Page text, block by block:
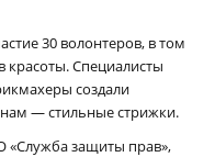
30 волонтеров, в том
красоты. Специалисты
создали
— стильные стрижки.
«Служба защиты прав»,